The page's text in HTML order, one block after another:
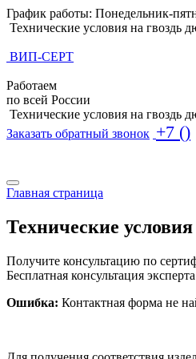
График работы: Понедельник-
Технические условия на гвоздь
ВИП-СЕРТ
Работаем
по всей России
Технические условия на гвоздь
Заказать обратный звонок +7 ()
Главная страница
Технические
Получите консультацию по
Бесплатная консультация
Ошибка: Контактная форма не